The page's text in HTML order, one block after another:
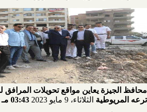
محافظ الجيزة يعاين مواقع تحويلات
ترعه المريوطية الثلاثاء، 9 مايو 2023 03:43 مـ